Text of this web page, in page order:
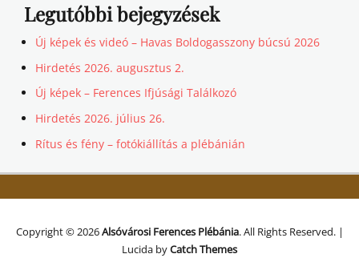
Legutóbbi bejegyzések
Új képek és videó – Havas Boldogasszony búcsú 2026
Hirdetés 2026. augusztus 2.
Új képek – Ferences Ifjúsági Találkozó
Hirdetés 2026. július 26.
Rítus és fény – fotókiállítás a plébánián
Copyright © 2026Alsóvárosi Ferences Plébánia. All Rights Reserved. |
Lucida byCatch Themes